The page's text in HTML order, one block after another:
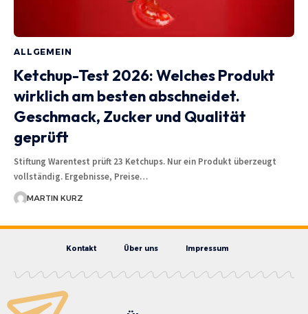
ALLGEMEIN
Ketchup-Test 2026: Welches Produkt
wirklich am besten abschneidet.
Geschmack, Zucker und Qualität
geprüft
Stiftung Warentest prüft 23 Ketchups. Nur ein Produkt überzeugt
vollständig. Ergebnisse, Preise…
MARTIN KURZ
Kontakt Über uns Impressum